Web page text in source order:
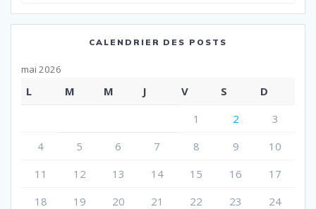
:
CALENDRIER DES POSTS
mai 2026
L M M J V S
D
1
2
3
4
5 6 7 8 9
10
11
12 13 14 15 16
17
18
19 20 21 22 23
24